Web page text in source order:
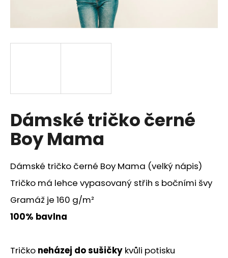
Dámské tričko černé
Boy Mama
Dámské tričko černé Boy Mama (velký nápis)
Tričko má lehce vypasovaný střih s bočními švy
Gramáž je 160 g/m²
100% bavlna
Tričko neházej do sušičky kvůli potisku
a
j
HLEDAT
D
o
p
o
č